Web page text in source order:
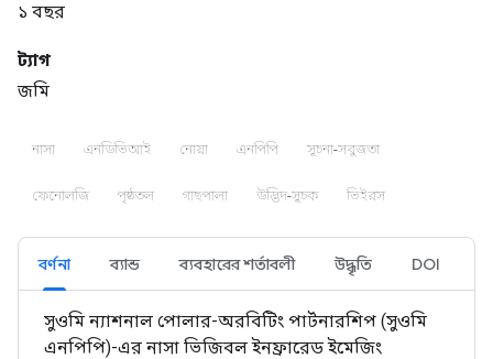
১ বছর
ট্যাগ
জমি
নাসা এনডিভিআই নোয়া এনপিপি সূচনা-সবুজতা
ফেনোলজি পৃষ্ঠতল গাছপালা উদ্ভিদ-সূচক ভিইরস
বর্ণনা ব্যান্ড ব্যবহারের শর্তাবলী উদ্ধৃতি DOI
সুওমি ন্যাশনাল পোলার-অরবিটিং পার্টনারশিপ (সুওমি
এনপিপি)-এর নাসা ভিজিবল ইনফ্রারেড ইমেজিং